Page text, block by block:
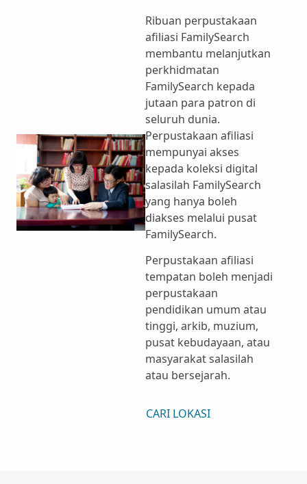
Ribuan perpustakaan
afiliasi FamilySearch
membantu melanjutkan
perkhidmatan
FamilySearch kepada
jutaan para patron di
seluruh dunia.
Perpustakaan afiliasi
mempunyai akses
kepada koleksi digital
salasilah FamilySearch
yang hanya boleh
diakses melalui pusat
FamilySearch.
Perpustakaan afiliasi
tempatan boleh menjadi
perpustakaan
pendidikan umum atau
tinggi, arkib, muzium,
pusat kebudayaan, atau
masyarakat salasilah
atau bersejarah.
CARI LOKASI